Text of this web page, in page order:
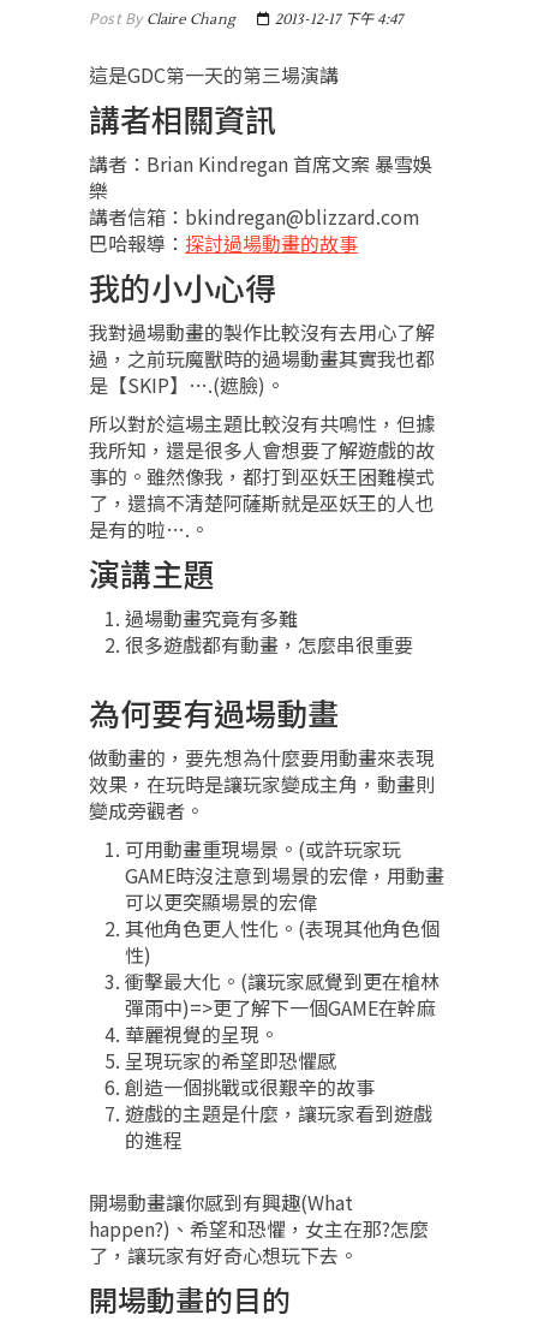
Post ByClaire Chang 2013-12-17 下午 4:47
這是GDC第一天的第三場演講
講者相關資訊
講者：Brian Kindregan 首席文案 暴雪娛
樂
講者信箱：bkindregan@blizzard.com
巴哈報導： 探討過場動畫的故事
我的小小心得
我對過場動畫的製作比較沒有去用心了解
過，之前玩魔獸時的過場動畫其實我也都
是【SKIP】….(遮臉)。
所以對於這場主題比較沒有共鳴性，但據
我所知，還是很多人會想要了解遊戲的故
事的。雖然像我，都打到巫妖王困難模式
了，還搞不清楚阿薩斯就是巫妖王的人也
是有的啦….。
演講主題
過場動畫究竟有多難
很多遊戲都有動畫，怎麼串很重要
為何要有過場動畫
做動畫的，要先想為什麼要用動畫來表現
效果，在玩時是讓玩家變成主角，動畫則
變成旁觀者。
可用動畫重現場景。(或許玩家玩
GAME時沒注意到場景的宏偉，用動畫
可以更突顯場景的宏偉
其他角色更人性化。(表現其他角色個
性)
衝擊最大化。(讓玩家感覺到更在槍林
彈雨中)=>更了解下一個GAME在幹麻
華麗視覺的呈現。
呈現玩家的希望即恐懼感
創造一個挑戰或很艱辛的故事
遊戲的主題是什麼，讓玩家看到遊戲
的進程
開場動畫讓你感到有興趣(What
happen?)、希望和恐懼，女主在那?怎麼
了，讓玩家有好奇心想玩下去。
開場動畫的目的